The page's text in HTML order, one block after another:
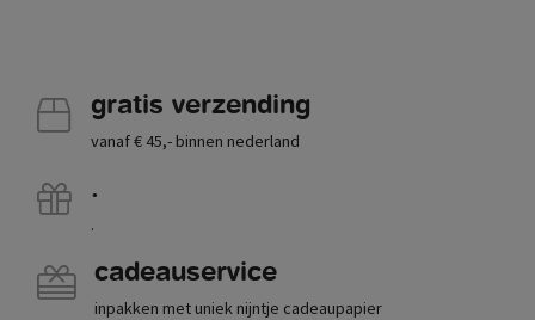
gratis verzending
vanaf € 45,- binnen nederland
.
.
cadeauservice
inpakken met uniek nijntje cadeaupapier